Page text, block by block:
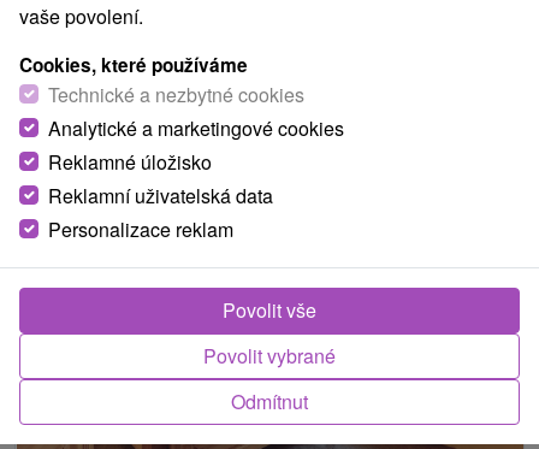
vaše povolení.
Cookies, které používáme
Technické a nezbytné cookies
Analytické a marketingové cookies
Reklamné úložisko
Reklamní uživatelská data
Personalizace reklam
Odmítnut
Povolit vybrané
Povolit vše